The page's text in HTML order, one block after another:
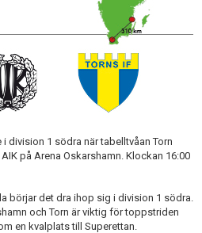
division 1 södra när tabelltvåan Torn
på Arena Oskarshamn. Klockan 16:00
börjar det dra ihop sig i division 1 södra.
och Torn är viktig för toppstriden
en kvalplats till Superettan.